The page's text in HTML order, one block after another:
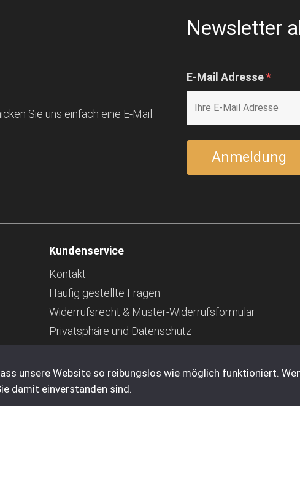
Sie uns einfach eine E-Mail.
Newsletter
E-Mail Adresse*
Kundenservice
Kontakt
Häufig gestellte Fragen
Widerrufsrecht & Muster-Widerrufsformular
Privatsphäre und Datenschutz
Pfand
Impressum
unsere Website so reibungslos wie möglich funktioniert.
damit einverstanden sind.